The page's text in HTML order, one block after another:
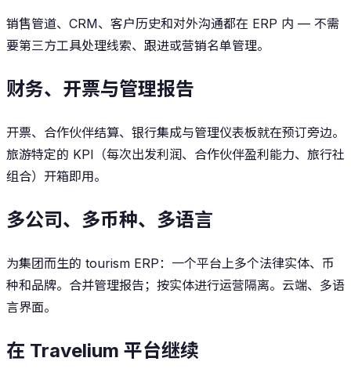
销售管道、CRM、客户历史和对外沟通都在 ERP 内 — 不需
要第三方工具处理线索、跟进或营销名单管理。
财务、开票与管理报告
开票、合作伙伴结算、银行集成与管理仪表板就在预订旁边。
旅游特定的 KPI（每次出发利润、合作伙伴盈利能力、旅行社
组合）开箱即用。
多公司、多币种、多语言
为集团而生的 tourism ERP：一个平台上多个法律实体、币
种和品牌。合并管理报告；按实体进行运营隔离。云端、多语
言界面。
在 Travelium 平台继续